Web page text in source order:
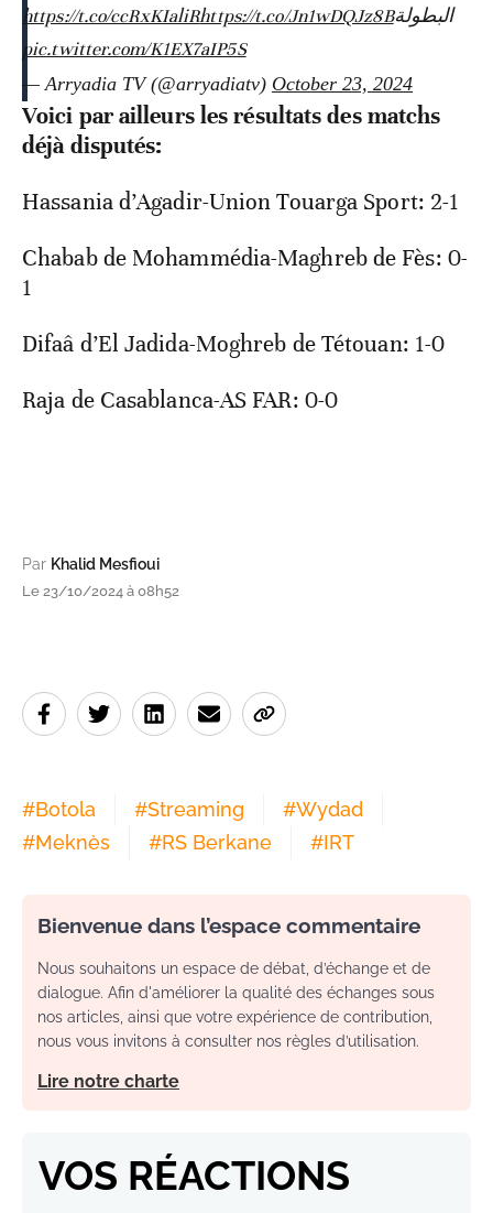
البطولة
https://t.co/ccRxKIaliRhttps://t.co/Jn1wDQJz8B
pic.twitter.com/K1EX7aIP5S
— Arryadia TV (@arryadiatv) October 23, 2024
Voici par ailleurs les résultats des matchs
déjà disputés:
Hassania d’Agadir-Union Touarga Sport: 2-1
Chabab de Mohammédia-Maghreb de Fès: 0-
1
Difaâ d’El Jadida-Moghreb de Tétouan: 1-0
Raja de Casablanca-AS FAR: 0-0
Par Khalid Mesfioui
Le 23/10/2024 à 08h52
#Botola #Streaming #Wydad
#Meknès #RS Berkane #IRT
Bienvenue dans l’espace commentaire
Nous souhaitons un espace de débat, d’échange et de
dialogue. Afin d'améliorer la qualité des échanges sous
nos articles, ainsi que votre expérience de contribution,
nous vous invitons à consulter nos règles d’utilisation.
Lire notre charte
VOS RÉACTIONS